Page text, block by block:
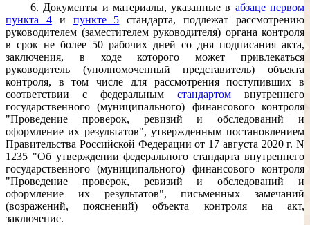
6. Документы и материалы, указанные в абзаце первом
пункта 4и пункте 5 стандарта, подлежат рассмотрению
руководителем (заместителем руководителя) органа контроля
в срок не более 50 рабочих дней со дня подписания акта,
заключения, в ходе которого может привлекаться
руководитель (уполномоченный представитель) объекта
контроля, в том числе для рассмотрения поступивших в
соответствии с федеральным стандартом внутреннего
государственного (муниципального) финансового контроля
"Проведение проверок, ревизий и обследований и
оформление их результатов", утвержденным постановлением
Правительства Российской Федерации от 17 августа 2020 г. N
1235 "Об утверждении федерального стандарта внутреннего
государственного (муниципального) финансового контроля
"Проведение проверок, ревизий и обследований и
оформление их результатов", письменных замечаний
(возражений, пояснений) объекта контроля на акт,
заключение.